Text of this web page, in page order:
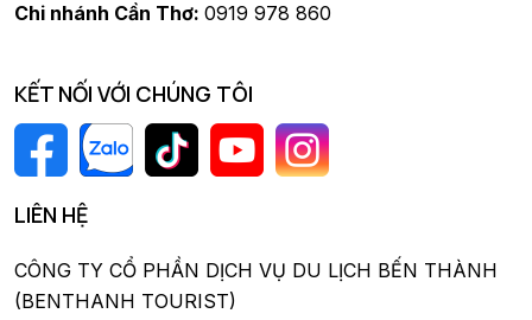
Chi nhánh Cần Thơ: 0919 978 860
KẾT NỐI VỚI CHÚNG TÔI
LIÊN HỆ
CÔNG TY CỔ PHẦN DỊCH VỤ DU LỊCH BẾN THÀNH
(BENTHANH TOURIST)